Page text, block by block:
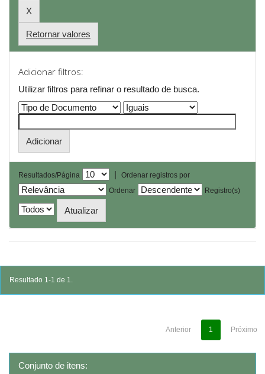
Retornar valores
Adicionar filtros:
Utilizar filtros para refinar o resultado de busca.
Resultados/Página |
Ordenar registros por
Ordenar
Registro(s)
Resultado 1-1 de 1.
Anterior 1 Próximo
Conjunto de itens: